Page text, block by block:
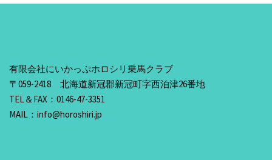
有限会社にいかっぷホロシリ乗馬クラブ
〒059-2418 北海道新冠郡新冠町字西泊津26番地
TEL＆FAX：0146-47-3351
MAIL：info@horoshiri.jp